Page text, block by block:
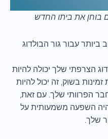
ביותר עבור גור הבולדוג
הצרפתי שלך יכולה להיות
בשוק, זה יכול להיות
הפרוותי שלך. עם זאת,
השפעה משמעותית על
שלך.